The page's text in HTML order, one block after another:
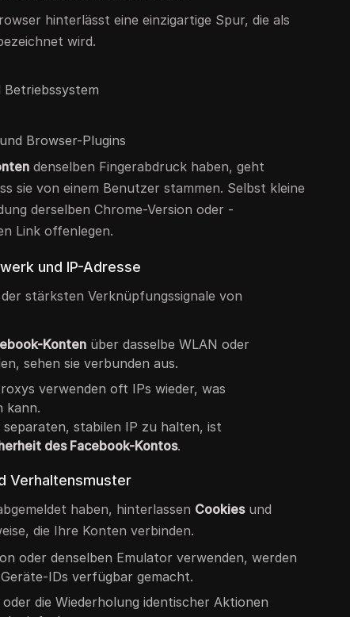
hinterlässt eine einzigartige Spur, die als
wird.
Browser-Plugins
denselben Fingerabdruck haben, geht
sie von einem Benutzer stammen. Selbst kleine
derselben Chrome-Version oder -
Link offenlegen.
und IP-Adresse
stärksten Verknüpfungssignale von
Konten über dasselbe WLAN oder
sehen sie verbunden aus.
verwenden oft IPs wieder, was
kann.
stabilen IP zu halten, ist
des Facebook-Kontos.
Verhaltensmuster
haben, hinterlassen Cookiesund
die Ihre Konten verbinden.
oder denselben Emulator verwenden, werden
IDs verfügbar gemacht.
die Wiederholung identischer Aktionen